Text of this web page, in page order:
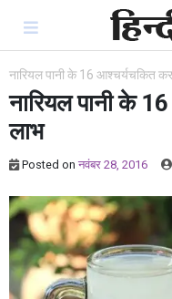
content
नारियल पानी के 16 आश्चर्यचकित
नारियल पानी के
लाभ
Posted on नवंबर 28, 2016